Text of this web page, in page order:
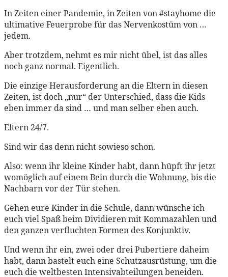
In Zeiten einer Pandemie, in Zeiten von #stayhome die
ultimative Feuerprobe für das Nervenkostüm von …
jedem.
Aber trotzdem, nehmt es mir nicht übel, ist das alles
noch ganz normal. Eigentlich.
Die einzige Herausforderung an die Eltern in diesen
Zeiten, ist doch „nur“ der Unterschied, dass die Kids
eben immer da sind … und man selber eben auch.
Eltern 24/7.
Sind wir das denn nicht sowieso schon.
Also: wenn ihr kleine Kinder habt, dann hüpft ihr jetzt
womöglich auf einem Bein durch die Wohnung, bis die
Nachbarn vor der Tür stehen.
Gehen eure Kinder in die Schule, dann wünsche ich
euch viel Spaß beim Dividieren mit Kommazahlen und
den ganzen verfluchten Formen des Konjunktiv.
Und wenn ihr ein, zwei oder drei Pubertiere daheim
habt, dann bastelt euch eine Schutzausrüstung, um die
euch die weltbesten Intensivabteilungen beneiden.